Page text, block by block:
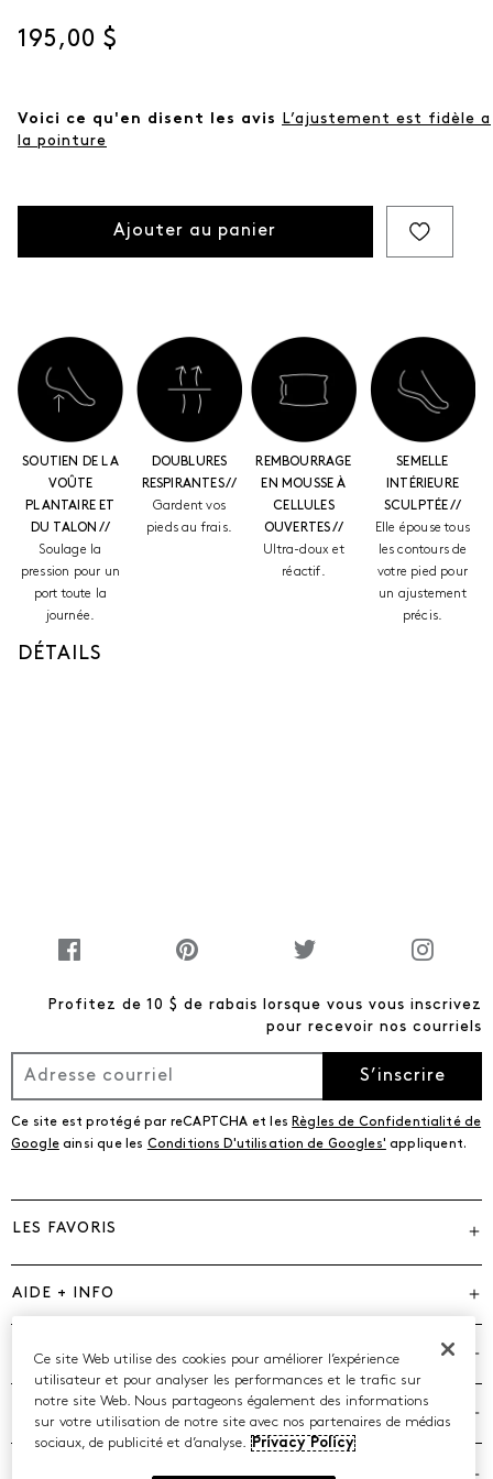
Prix actuel
195,00 $
Voici ce qu'en disent les avis
L’ajustement est fidèle a
la pointure
Ajouter au panier
SOUTIEN DE LA
VOÛTE
PLANTAIRE ET
DU TALON //
Soulage la
pression pour un
port toute la
journée.
DOUBLURES
RESPIRANTES //
Gardent vos
pieds au frais.
REMBOURRAGE
EN MOUSSE À
CELLULES
OUVERTES //
Ultra-doux et
réactif.
SEMELLE
INTÉRIEURE
SCULPTÉE //
Elle épouse tous
les contours de
votre pied pour
un ajustement
précis.
DÉTAILS
Profitez de 10 $ de rabais lorsque vous vous inscrivez
pour recevoir nos courriels
S’inscrire
Ce site est protégé par reCAPTCHA et les Règles de Confidentialité de
Googleainsi que les Conditions D'utilisation de Googles' appliquent.
LES FAVORIS
AIDE + INFO
MARQUES
Ce site Web utilise des cookies pour améliorer l’expérience
utilisateur et pour analyser les performances et le trafic sur
notre site Web. Nous partageons également des informations
sur votre utilisation de notre site avec nos partenaires de médias
sociaux, de publicité et d’analyse. Privacy Policy